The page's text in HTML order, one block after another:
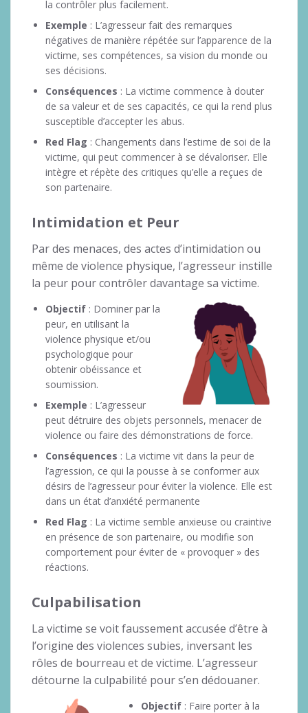
la contrôler plus facilement.
Exemple : L’agresseur fait des remarques
négatives de manière répétée sur l’apparence de la
victime, ses compétences, sa vision du monde ou
ses décisions.
Conséquences : La victime commence à douter
de sa valeur et de ses capacités, ce qui la rend plus
susceptible d’accepter les abus.
Red Flag : Changements dans l’estime de soi de la
victime, qui peut commencer à se dévaloriser. Elle
intègre et répète des critiques qu’elle a reçues de
son partenaire.
Intimidation et Peur
Par des menaces, des actes d’intimidation ou
même de violence physique, l’agresseur instille
la peur pour contrôler davantage sa victime.
Objectif : Dominer par la
peur, en utilisant la
violence physique et/ou
psychologique pour
obtenir obéissance et
soumission.
Exemple : L’agresseur
peut détruire des objets personnels, menacer de
violence ou faire des démonstrations de force.
Conséquences : La victime vit dans la peur de
l’agression, ce qui la pousse à se conformer aux
désirs de l’agresseur pour éviter la violence. Elle est
dans un état d’anxiété permanente
Red Flag : La victime semble anxieuse ou craintive
en présence de son partenaire, ou modifie son
comportement pour éviter de « provoquer » des
réactions.
Culpabilisation
La victime se voit faussement accusée d’être à
l’origine des violences subies, inversant les
rôles de bourreau et de victime. L’agresseur
détourne la culpabilité pour s’en dédouaner.
Objectif : Faire porter à la